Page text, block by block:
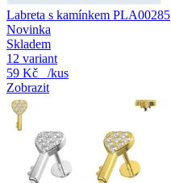
Labreta s kamínkem PLA00285
Novinka
Skladem
12 variant
59 Kč
/kus
Zobrazit